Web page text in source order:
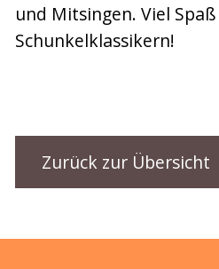
und Mitsingen. Viel
Schunkelklassikern!
Zurück zur Übersicht